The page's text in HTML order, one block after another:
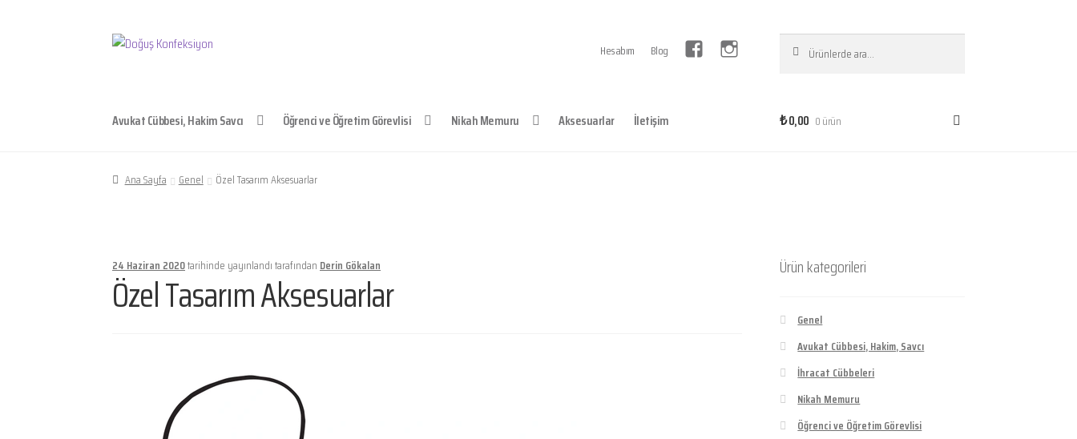
Dolaşıma
İçeriğe
Hesabım Blog
a n
Avukat Cübbesi, Hakim Savcı Öğrenci ve Öğretim Görevlisi Nikah Memuru Aksesuarlar İletişim ₺0,00 0 ürün
Ana Sayfa Genel Özel Tasarım Aksesuarlar
24 Haziran 2020tarihinde yayınlandıtarafından Derin Gökalan
Özel Tasarım Aksesuarlar
Ürün kategorileri
Genel
Avukat Cübbesi, Hakim, Savcı
İhracat Cübbeleri
Nikah Memuru
Öğrenci ve Öğretim Görevlisi